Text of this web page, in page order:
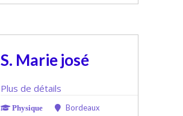
S. Marie josé
Plus de détails
Physique Bordeaux